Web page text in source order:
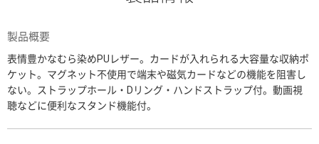
製品概要
表情豊かなむら染めPUレザー。カードが入れられる大容量な収納ポ
ケット。マグネット不使用で端末や磁気カードなどの機能を阻害し
ない。ストラップホール・Dリング・ハンドストラップ付。動画視
聴などに便利なスタンド機能付。